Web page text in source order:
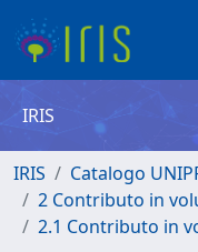
IRIS
IRIS
Catalogo
2 Contributo in
2.1 Contributo in